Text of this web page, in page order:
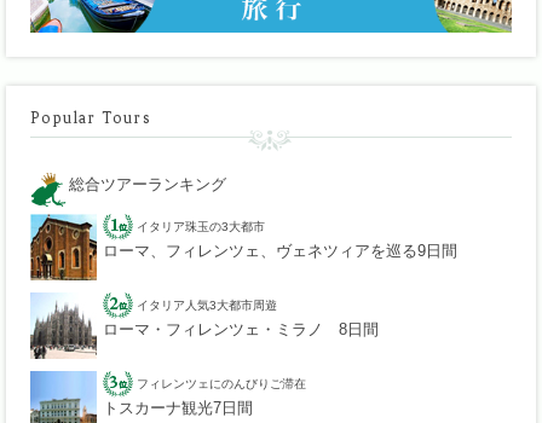
Popular Tours
総合ツアーランキング
イタリア珠玉の3大都市
ローマ、フィレンツェ、ヴェネツィアを巡る9日間
イタリア人気3大都市周遊
ローマ・フィレンツェ・ミラノ 8日間
フィレンツェにのんびりご滞在
トスカーナ観光7日間